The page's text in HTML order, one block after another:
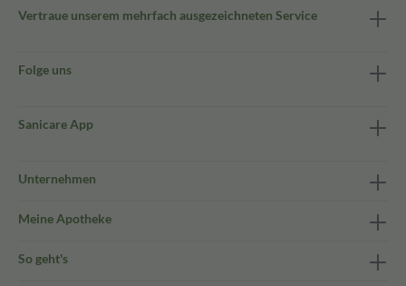
Vertraue unserem mehrfach ausgezeichneten Service
Folge uns
Sanicare App
Unternehmen
Meine Apotheke
So geht's